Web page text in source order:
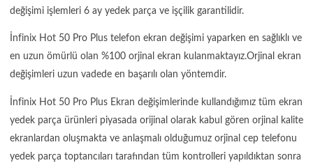
değişimi işlemleri 6 ay yedek parça ve işçilik garantilidir.
İnfinix Hot 50 Pro Plus telefon ekran değişimi yaparken en sağlıklı ve
en uzun ömürlü olan %100 orjinal ekran kulanmaktayız.Orjinal ekran
değişimleri uzun vadede en başarılı olan yöntemdir.
İnfinix Hot 50 Pro Plus Ekran değişimlerinde kullandığımız tüm ekran
yedek parça ürünleri piyasada orijinal olarak kabul gören orjinal kalite
ekranlardan oluşmakta ve anlaşmalı olduğumuz orjinal cep telefonu
yedek parça toptancıları tarafından tüm kontrolleri yapıldıktan sonra